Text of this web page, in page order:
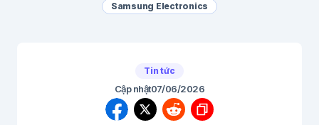
Samsung Electronics
Tin tức
Cập nhật07/06/2026